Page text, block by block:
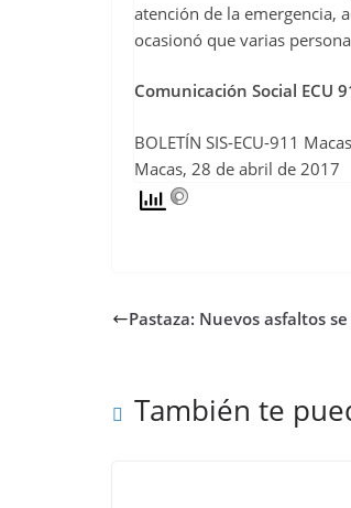
atención de la emergencia,
ocasionó que varias
Comunicación Social ECU
BOLETÍN SIS-ECU-911 Macas
Macas, 28 de abril de 2017
Pastaza: Nuevos asfaltos
También te